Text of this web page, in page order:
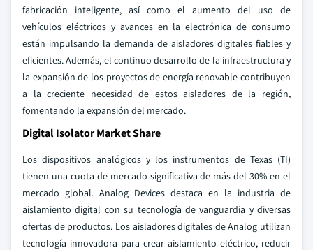
fabricación inteligente, así como el aumento del uso de
vehículos eléctricos y avances en la electrónica de consumo
están impulsando la demanda de aisladores digitales fiables y
eficientes. Además, el continuo desarrollo de la infraestructura y
la expansión de los proyectos de energía renovable contribuyen
a la creciente necesidad de estos aisladores de la región,
fomentando la expansión del mercado.
Digital Isolator Market Share
Los dispositivos analógicos y los instrumentos de Texas (TI)
tienen una cuota de mercado significativa de más del 30% en el
mercado global. Analog Devices destaca en la industria de
aislamiento digital con su tecnología de vanguardia y diversas
ofertas de productos. Los aisladores digitales de Analog utilizan
tecnología innovadora para crear aislamiento eléctrico, reducir